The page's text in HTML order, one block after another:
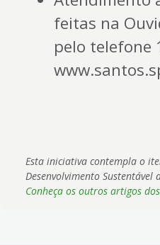
feitas na
pelo telefone
Esta iniciativa contempla o
Desenvolvimento Sustentável
Conheça os outros artigos